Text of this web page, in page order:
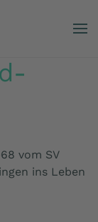
vom SV
ins Leben